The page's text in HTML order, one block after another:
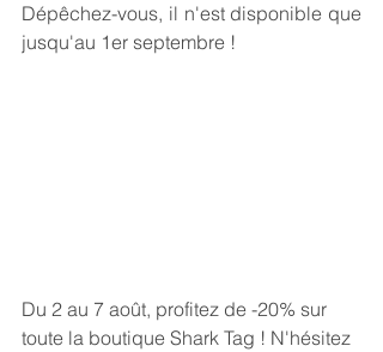
Dépêchez-vous, il n'est disponible que
jusqu'au 1er septembre !
Du 2 au 7 août, profitez de -20% sur
toute la boutique Shark Tag ! N'hésitez